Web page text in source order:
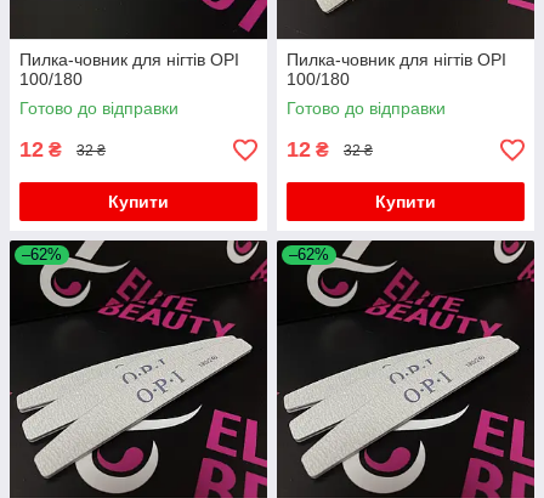
Пилка-човник для нігтів OPI
100/180
Готово до відправки
12 ₴ 32 ₴
Купити
Пилка-човник для нігтів OPI
100/180
Готово до відправки
12 ₴ 32 ₴
Купити
–62% –62%